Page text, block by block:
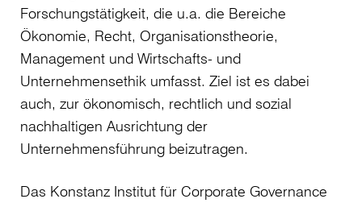
Forschungstätigkeit, die u.a. die Bereiche
Ökonomie, Recht, Organisationstheorie,
Management und Wirtschafts- und
Unternehmensethik umfasst. Ziel ist es dabei
auch, zur ökonomisch, rechtlich und sozial
nachhaltigen Ausrichtung der
Unternehmensführung beizutragen.
Das Konstanz Institut für Corporate Governance